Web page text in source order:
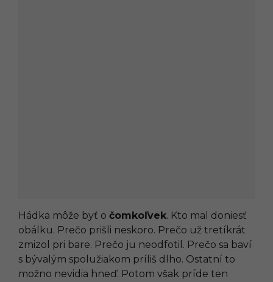
Hádka môže byť o čomkoľvek. Kto mal doniesť
obálku. Prečo prišli neskoro. Prečo už tretíkrát
zmizol pri bare. Prečo ju neodfotil. Prečo sa baví
s bývalým spolužiakom príliš dlho. Ostatní to
možno nevidia hneď. Potom však príde ten